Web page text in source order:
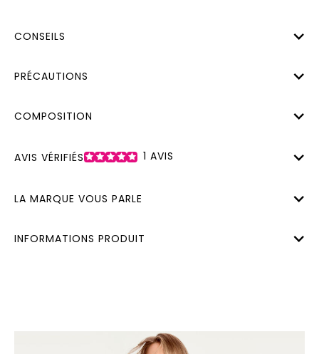
CONSEILS
PRÉCAUTIONS
COMPOSITION
AVIS VÉRIFIÉS 1 AVIS
LA MARQUE VOUS PARLE
INFORMATIONS PRODUIT